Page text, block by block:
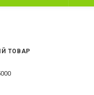
КАРАТЕ
ДЛЯ ММА
ТОВАР